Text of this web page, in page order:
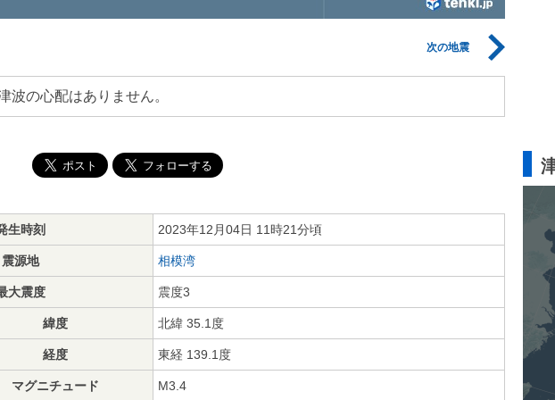
次の地震
波の心配はありません。
生時刻 2023年12月04日 11時21分頃
震源地 相模湾
大震度 震度3
緯度 北緯 35.1度
経度 東経 139.1度
マグニチュード M3.4